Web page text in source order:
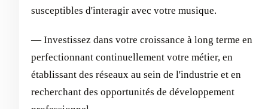
susceptibles d'interagir avec votre musique.
— Investissez dans votre croissance à long terme en
perfectionnant continuellement votre métier, en
établissant des réseaux au sein de l'industrie et en
recherchant des opportunités de développement